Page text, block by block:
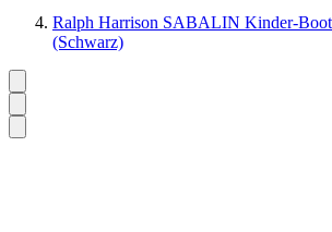
Ralph Harrison SABALIN Kinder-
(Schwarz)